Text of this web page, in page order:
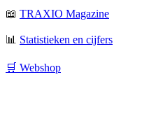
📖 TRAXIO Magazine
📊 Statistieken en cijfers
🛒 Webshop